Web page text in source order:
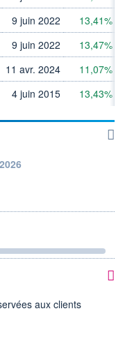
9 juin 2022 13,41%
9 juin 2022 13,47%
11 avr. 2024
11,07%
4 juin 2015 13,43%
aux clients